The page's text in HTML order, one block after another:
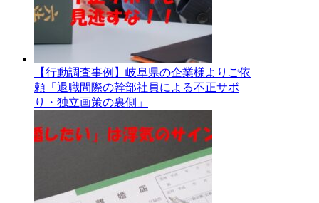
【行動調査事例】岐阜県の企業様よりご依
頼「退職間際の幹部社員による不正サボ
り・独立画策の裏側」